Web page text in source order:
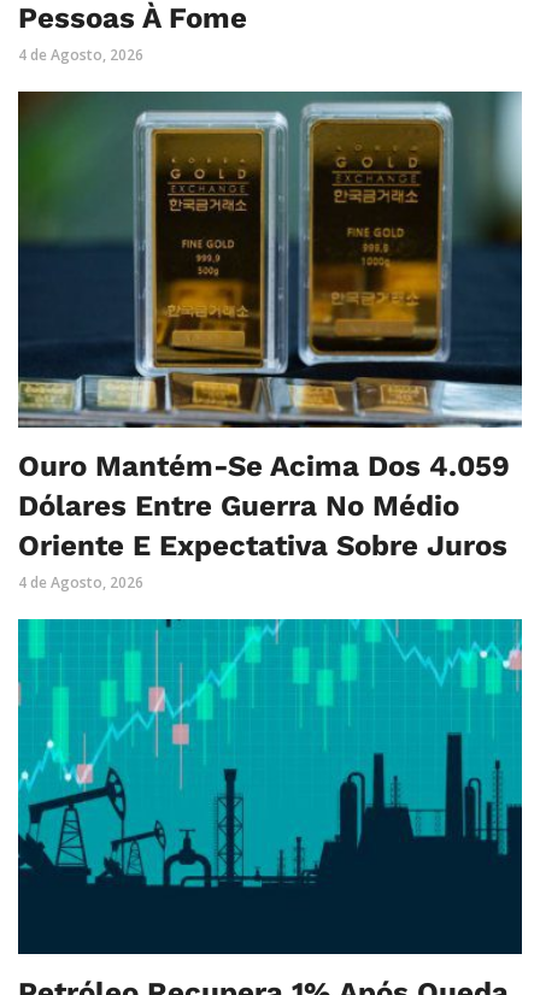
Pessoas À Fome
4 de Agosto, 2026
Ouro Mantém-Se Acima Dos 4.059
Dólares Entre Guerra No Médio
Oriente E Expectativa Sobre Juros
4 de Agosto, 2026